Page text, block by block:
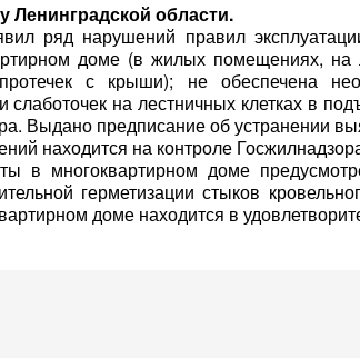
Ленинградской области.
ряд нарушений правил
доме (в жилых помещениях, на
с крыши); не обеспечена
на лестничных клетках в
Выдано предписание об устранении
находится на контроле
в многоквартирном доме
герметизации стыков
доме находится в